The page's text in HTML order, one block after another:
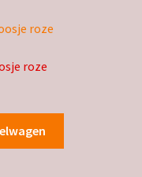
roze